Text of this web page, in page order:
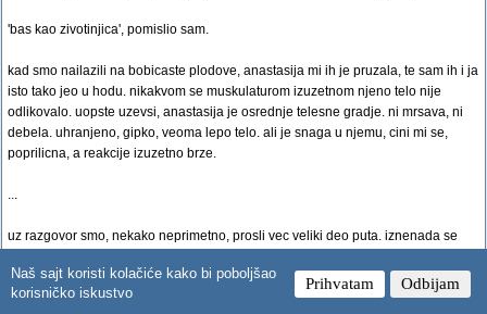
Naš sajt koristi kolačiće kako bi poboljšao
korisničko iskustvo
Prihvatam Odbijam
'bas kao zivotinjica', pomislio sam.
kad smo nailazili na bobicaste plodove, anastasija mi ih je pruzala, te sam ih i ja
isto tako jeo u hodu. nikakvom se muskulaturom izuzetnom njeno telo nije
odlikovalo. uopste uzevsi, anastasija je osrednje telesne gradje. ni mrsava, ni
debela. uhranjeno, gipko, veoma lepo telo. ali je snaga u njemu, cini mi se,
poprilicna, a reakcije izuzetno brze.
...
uz razgovor smo, nekako neprimetno, prosli vec veliki deo puta. iznenada se
kod kuce!
obazreo sam se oko sebe. nevelika uredna poljana, cvece medju